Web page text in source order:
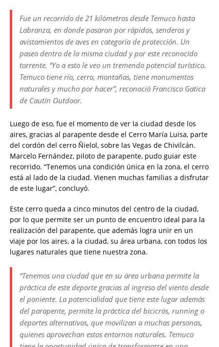
Fue un recorrido de 21 kilómetros desde Temuco hasta
Labranza, en donde pasaron por rápidos, senderos y
avistamientos de aves en categoría de protección. Un
paseo dentro de la misma ciudad y por este reconocido
torrente. “Yo a esto le veo un tremendo potencial turístico.
Temuco tiene río, cerro, montañas, tiene monumentos
naturales y mucho por hacer”, reconoció Francisco Gatica
de Cautín Outdoor.
Luego de eso, fue el momento de ver la ciudad desde los
aires, gracias al parapente desde el Cerro María Luisa, parte
del cordón del cerro Ñielol, sobre las Vegas de Chivilcán.
Marcelo Fernández, piloto de parapente, pudo guiar este
recorrido. “Tenemos una condición única en la zona, el cerro
está al lado de la ciudad. Vienen muchas familias a disfrutar
de este lugar”, concluyó.
Este cerro queda a cinco minutos del centro de la ciudad,
por lo que permite ser un punto de encuentro ideal para la
realización del parapente, que además logra unir en un
viaje por los aires, a la ciudad, su área urbana, con todos los
lugares naturales que tiene nuestra zona.
“Tenemos una ciudad que en su área urbana permite la
práctica de este deporte gracias al ingreso del viento desde
el poniente. La potencialidad que tiene este lugar además
del parapente, permite la práctica del bicicrós, running o
deportes alternativos, que movilizan a muchas personas,
quienes aprovechan estos entornos naturales. Temuco